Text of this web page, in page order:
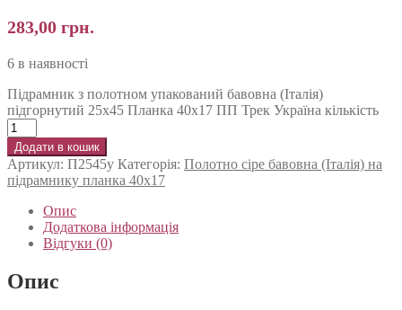
283,00 грн.
6 в наявності
Підрамник з полотном упакований бавовна (Італія)
підгорнутий 25х45 Планка 40х17 ПП Трек Україна кількість
Додати в кошик
Артикул: П2545у Категорія: Полотно сіре бавовна (Італія) на
підрамнику планка 40х17
Опис
Додаткова інформація
Відгуки (0)
Опис